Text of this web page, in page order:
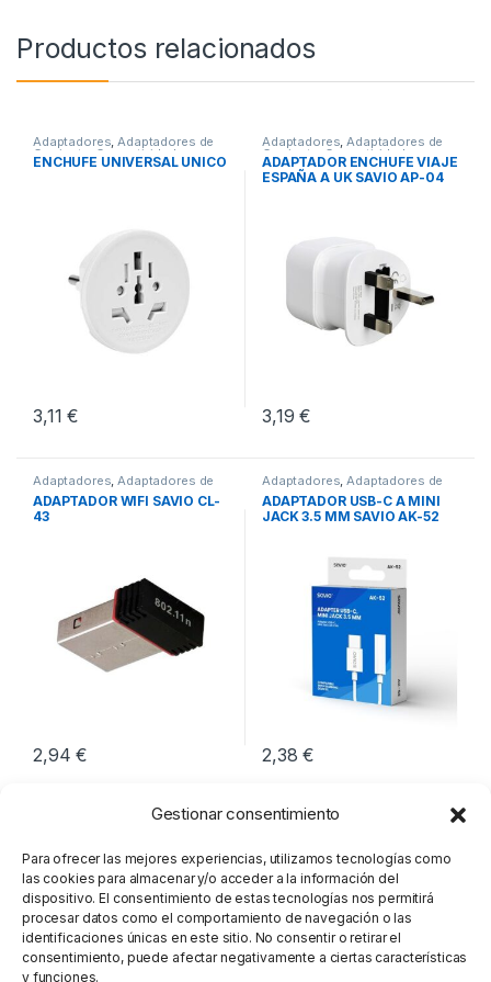
Gestionar consentimiento
Para ofrecer las mejores experiencias, utilizamos tecnologías como
las cookies para almacenar y/o acceder a la información del
dispositivo. El consentimiento de estas tecnologías nos permitirá
procesar datos como el comportamiento de navegación o las
identificaciones únicas en este sitio. No consentir o retirar el
consentimiento, puede afectar negativamente a ciertas características
y funciones.
Productos relacionados
Adaptadores,Adaptadores de
Corriente,Conectividad
ENCHUFE UNIVERSAL UNICO
3,11€
Adaptadores,Adaptadores de
Corriente,Conectividad
ADAPTADOR ENCHUFE VIAJE
ESPAÑA A UK SAVIO AP-04
3,19€
Adaptadores,Adaptadores de
Red,Conectividad
ADAPTADOR WIFI SAVIO CL-
43
2,94€
Adaptadores,Adaptadores de
Audio,Conectividad
ADAPTADOR USB-C A MINI
JACK 3.5 MM SAVIO AK-52
2,38€